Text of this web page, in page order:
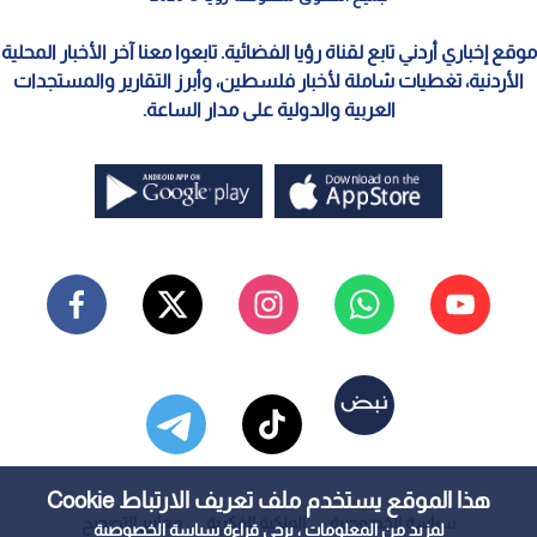
هذا الموقع يستخدم ملف تعريف الارتباط Cookie
لمزيد من المعلومات ، يرجى قراءةسياسة الخصوصية
موقع إخباري أردني تابع لقناة رؤيا الفضائية. تابعوا معنا آخر الأخبار المحلية
الأردنية، تغطيات شاملة لأخبار فلسطين، وأبرز التقارير والمستجدات
العربية والدولية على مدار الساعة.
سياسة الخصوصية الملكية الفكرية معايير التصحيح